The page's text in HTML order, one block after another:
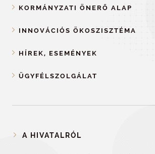
KORMÁNYZATI ÖNERŐ ALAP
INNOVÁCIÓS ÖKOSZISZTÉMA
HÍREK, ESEMÉNYEK
ÜGYFÉLSZOLGÁLAT
A HIVATALRÓL